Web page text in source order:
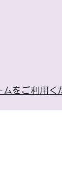
をご利用く